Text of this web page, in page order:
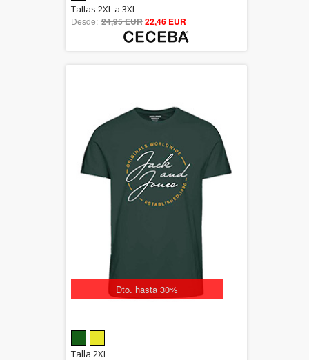
5.00
out of 5
Tallas 2XL a 3XL
Desde: 24,95 EUR22,46 EUR
Dto. hasta 30%
Talla 2XL